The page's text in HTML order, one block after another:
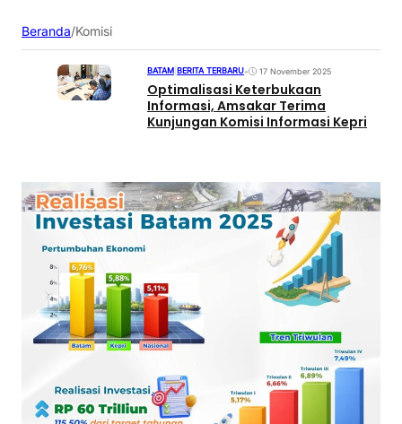
Beranda/Komisi
BATAM BERITA TERBARU• 17 November 2025
Optimalisasi Keterbukaan
Informasi, Amsakar Terima
Kunjungan Komisi Informasi Kepri